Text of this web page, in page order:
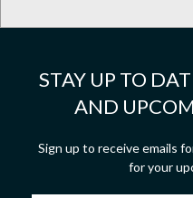
STAY UP TO
AND
Sign up to receive emails
for your